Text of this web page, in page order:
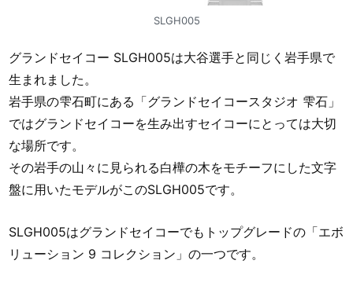
SLGH005
グランドセイコー SLGH005は大谷選手と同じく岩手県で
生まれました。
岩手県の雫石町にある「グランドセイコースタジオ 雫石」
ではグランドセイコーを生み出すセイコーにとっては大切
な場所です。
その岩手の山々に見られる白樺の木をモチーフにした文字
盤に用いたモデルがこのSLGH005です。
SLGH005はグランドセイコーでもトップグレードの「エボ
リューション 9 コレクション」の一つです。